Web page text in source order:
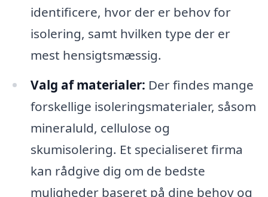
identificere, hvor der er behov for
isolering, samt hvilken type der er
mest hensigtsmæssig.
Valg af materialer: Der findes mange
forskellige isoleringsmaterialer, såsom
mineraluld, cellulose og
skumisolering. Et specialiseret firma
kan rådgive dig om de bedste
muligheder baseret på dine behov og